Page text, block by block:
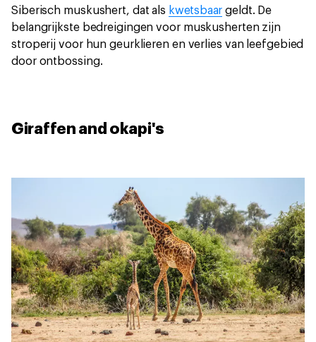
Siberisch muskushert, dat als kwetsbaar geldt. De
belangrijkste bedreigingen voor muskusherten zijn
stroperij voor hun geurklieren en verlies van leefgebied
door ontbossing.
Giraffen and okapi's